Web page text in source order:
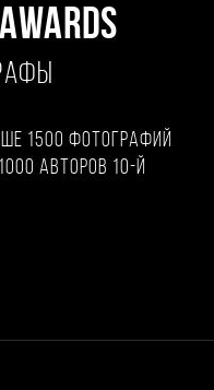
1500 фотографий
авторов 10-й